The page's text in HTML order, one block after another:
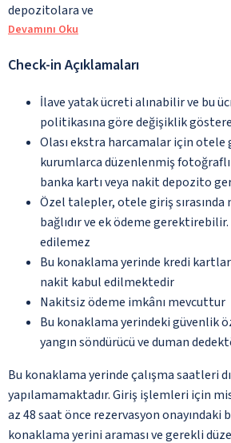
depozitolara ve
Devamını Oku
Check-in Açıklamaları
İlave yatak ücreti alınabilir ve bu
politikasına göre değişiklik
Olası ekstra harcamalar için otele
kurumlarca düzenlenmiş
banka kartı veya nakit depozito
Özel talepler, otele giriş
bağlıdır ve ek ödeme
edilemez
Bu konaklama yerinde kredi
nakit kabul edilmektedir
Nakitsiz ödeme imkânı mevcuttur
Bu konaklama yerindeki güvenlik
yangın söndürücü ve duman
Bu konaklama yerinde çalışma saatleri
yapılamamaktadır. Giriş işlemleri için
az 48 saat önce rezervasyon
konaklama yerini araması ve gerekli